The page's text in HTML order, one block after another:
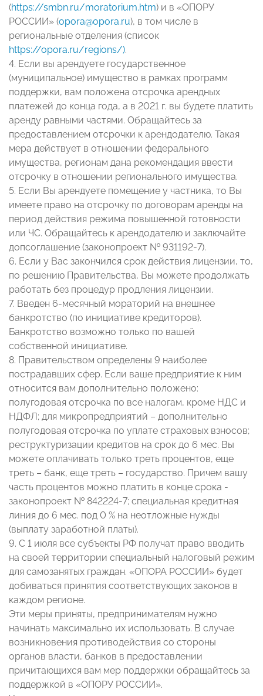
(https://smbn.ru/moratorium.htm) и в «ОПОРУ
РОССИИ» (opora@opora.ru), в том числе в
региональные отделения (список
https://opora.ru/regions/).
4. Если вы арендуете государственное
(муниципальное) имущество в рамках программ
поддержки, вам положена отсрочка арендных
платежей до конца года, а в 2021 г. вы будете платить
аренду равными частями. Обращайтесь за
предоставлением отсрочки к арендодателю. Такая
мера действует в отношении федерального
имущества, регионам дана рекомендация ввести
отсрочку в отношении регионального имущества.
5. Если Вы арендуете помещение у частника, то Вы
имеете право на отсрочку по договорам аренды на
период действия режима повышенной готовности
или ЧС. Обращайтесь к арендодателю и заключайте
допсоглашение (законопроект № 931192-7).
6. Если у Вас закончился срок действия лицензии, то,
по решению Правительства, Вы можете продолжать
работать без процедур продления лицензии.
7. Введен 6-месячный мораторий на внешнее
банкротство (по инициативе кредиторов).
Банкротство возможно только по вашей
собственной инициативе.
8. Правительством определены 9 наиболее
пострадавших сфер. Если ваше предприятие к ним
относится вам дополнительно положено:
полугодовая отсрочка по все налогам, кроме НДС и
НДФЛ; для микропредприятий – дополнительно
полугодовая отсрочка по уплате страховых взносов;
реструктуризации кредитов на срок до 6 мес. Вы
можете оплачивать только треть процентов, еще
треть – банк, еще треть – государство. Причем вашу
часть процентов можно платить в конце срока -
законопроект № 842224-7; специальная кредитная
линия до 6 мес. под 0 % на неотложные нужды
(выплату заработной платы).
9. С 1 июля все субъекты РФ получат право вводить
на своей территории специальный налоговый режим
для самозанятых граждан. «ОПОРА РОССИИ» будет
добиваться принятия соответствующих законов в
каждом регионе.
Эти меры приняты, предпринимателям нужно
начинать максимально их использовать. В случае
возникновения противодействия со стороны
органов власти, банков в предоставлении
причитающихся вам мер поддержки обращайтесь за
поддержкой в «ОПОРУ РОССИИ».